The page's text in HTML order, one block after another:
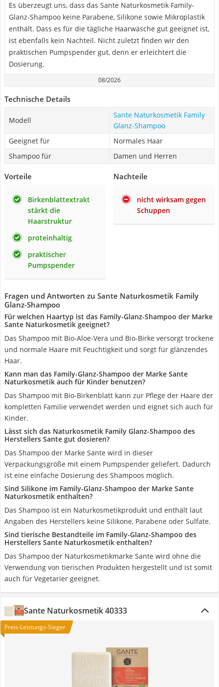
Es überzeugt uns, dass das Sante Naturkosmetik Family-
Glanz-Shampoo keine Parabene, Silikone sowie Mikroplastik
enthält. Dass es für die tägliche Haarwäsche gut geeignet ist,
ist ebenfalls kein Nachteil. Nicht zuletzt finden wir den
praktischen Pumpspender gut, denn er erleichtert die
Dosierung.
08/2026
Technische Details
Modell
Sante Naturkosmetik Family
Glanz-Shampoo
Geeignet für
Normales Haar
Shampoo für
Damen und Herren
Vorteile
Birkenblattextrakt
stärkt die
Haarstruktur
proteinhaltig
praktischer
Pumpspender
Nachteile
nicht wirksam gegen
Schuppen
Fragen und Antworten zu Sante Naturkosmetik Family
Glanz-Shampoo
Für welchen Haartyp ist das Family-Glanz-Shampoo der Marke
Sante Naturkosmetik geeignet?
Das Shampoo mit Bio-Aloe-Vera und Bio-Birke versorgt trockene
und normale Haare mit Feuchtigkeit und sorgt für glänzendes
Haar.
Kann man das Family-Glanz-Shampoo der Marke Sante
Naturkosmetik auch für Kinder benutzen?
Das Shampoo mit Bio-Birkenblatt kann zur Pflege der Haare der
kompletten Familie verwendet werden und eignet sich auch für
Kinder.
Lässt sich das Naturkosmetik Family Glanz-Shampoo des
Herstellers Sante gut dosieren?
Das Shampoo der Marke Sante wird in dieser
Verpackungsgröße mit einem Pumpspender geliefert. Dadurch
ist eine einfache Dosierung des Shampoos möglich.
Sind Silikone im Family-Glanz-Shampoo der Marke Sante
Naturkosmetik enthalten?
Das Shampoo ist ein Naturkosmetikprodukt und enthält laut
Angaben des Herstellers keine Silikone, Parabene oder Sulfate.
Sind tierische Bestandteile im Family-Glanz-Shampoo des
Herstellers Sante Naturkosmetik enthalten?
Das Shampoo der Naturkosmetikmarke Sante wird ohne die
Verwendung von tierischen Produkten hergestellt und ist somit
auch für Vegetarier geeignet.
Sante Naturkosmetik 40333
Preis-Leistungs-Sieger